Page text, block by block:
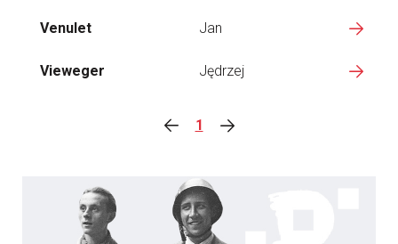
Venulet Jan
Vieweger Jędrzej
1